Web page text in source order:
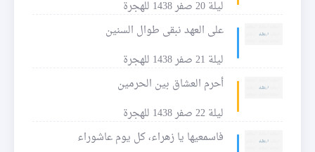
ليلة 20 صفر 1438 للهجرة
على العهد نبقى طوال السنين
ليلة 21 صفر 1438 للهجرة
أحرم العشاق بين الحرمين
ليلة 22 صفر 1438 للهجرة
فاسمعيها يا زهراء، كل يوم عاشوراء